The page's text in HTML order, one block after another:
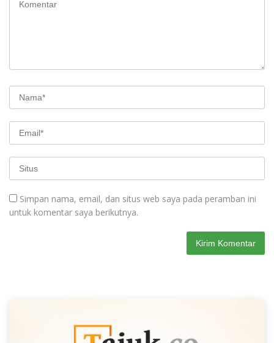
Simpan nama, email, dan situs web saya pada peramban ini
untuk komentar saya berikutnya.